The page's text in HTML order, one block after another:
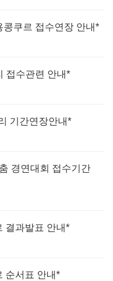
쿠르 접수연장 안내*
접수관련 안내*
기간연장안내*
경연대회 접수기간
결과발표 안내*
순서표 안내*